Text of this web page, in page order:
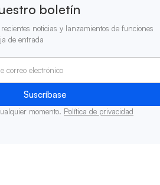
boletín
noticias y lanzamientos de funciones
de entrada
momento. Política de privacidad